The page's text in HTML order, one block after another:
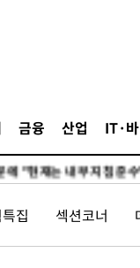
금융 산업 IT·
간 걸린 초유의 압수수
에 "현재는 내부 지침 준
일…감시·경계태세 강화"
사일 가능성
집 섹션코너